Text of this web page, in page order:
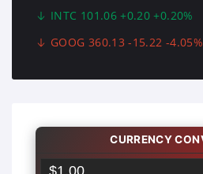
INTC 101.06 +0.20 +0.20%
GOOG 360.13 -15.22 -4.05%